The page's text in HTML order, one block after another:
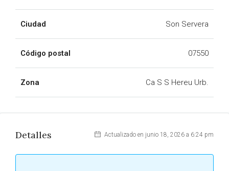
Ciudad Son Servera
Código postal 07550
Zona Ca S S Hereu Urb.
Detalles Actualizado en junio 18, 2026 a 6:24 pm